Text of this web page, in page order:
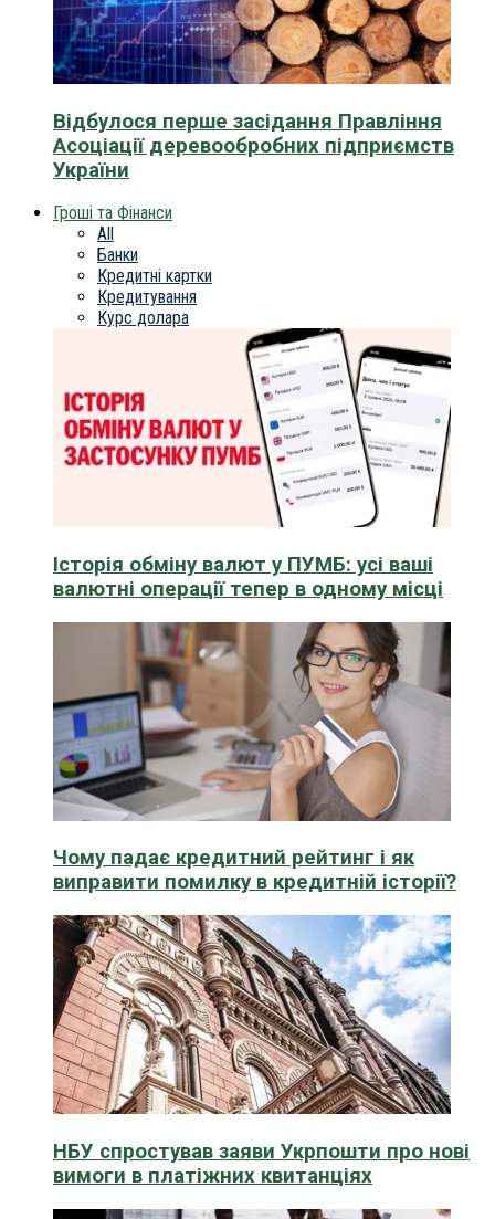
Відбулося перше засідання Правління
Асоціації деревообробних підприємств
України
Гроші та Фінанси
All
Банки
Кредитні картки
Кредитування
Курс долара
Історія обміну валют у ПУМБ: усі ваші
валютні операції тепер в одному місці
Чому падає кредитний рейтинг і як
виправити помилку в кредитній історії?
НБУ спростував заяви Укрпошти про нові
вимоги в платіжних квитанціях